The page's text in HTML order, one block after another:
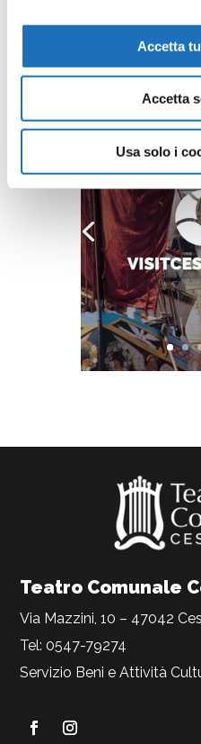
Accetta
Accetta
Usa solo i
Teatro Comunale
Via Mazzini, 10 – 47042
Tel: 0547-79274
Servizio Beni e Attività